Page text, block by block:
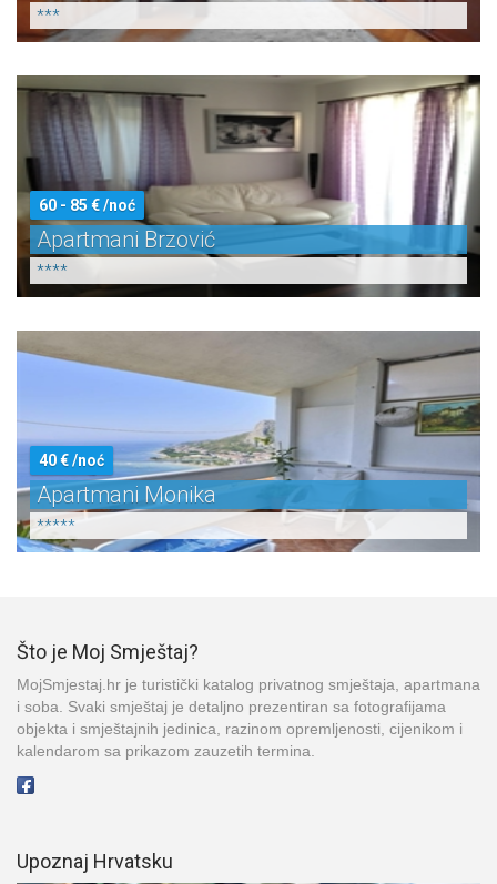
***
60 - 85 € /noć
Apartmani Brzović
****
40 € /noć
Apartmani Monika
*****
Što je Moj Smještaj?
MojSmjestaj.hr je turistički katalog privatnog smještaja, apartmana
i soba. Svaki smještaj je detaljno prezentiran sa fotografijama
objekta i smještajnih jedinica, razinom opremljenosti, cijenikom i
kalendarom sa prikazom zauzetih termina.
Upoznaj Hrvatsku